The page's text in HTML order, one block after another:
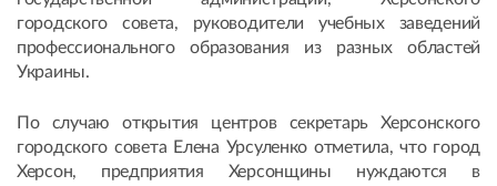
городского совета, руководители учебных заведений
профессионального образования из разных областей
Украины.
По случаю открытия центров секретарь Херсонского
городского совета Елена Урсуленко отметила, что город
Херсон, предприятия Херсонщины нуждаются в